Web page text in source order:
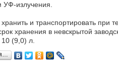
УФ-излучения.
хранить и транспортировать при
хранения в невскрытой
(9,0) л.